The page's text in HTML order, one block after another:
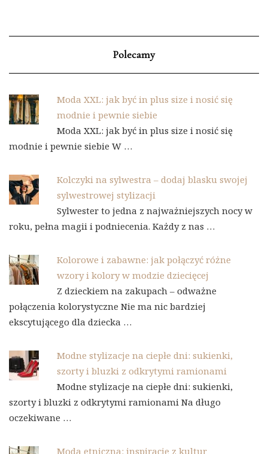
Polecamy
Moda XXL: jak być in plus size i nosić się
modnie i pewnie siebie
Moda XXL: jak być in plus size i nosić się
modnie i pewnie siebie W …
Kolczyki na sylwestra – dodaj blasku swojej
sylwestrowej stylizacji
Sylwester to jedna z najważniejszych nocy w
roku, pełna magii i podniecenia. Każdy z nas …
Kolorowe i zabawne: jak połączyć różne
wzory i kolory w modzie dziecięcej
Z dzieckiem na zakupach – odważne
połączenia kolorystyczne Nie ma nic bardziej
ekscytującego dla dziecka …
Modne stylizacje na ciepłe dni: sukienki,
szorty i bluzki z odkrytymi ramionami
Modne stylizacje na ciepłe dni: sukienki,
szorty i bluzki z odkrytymi ramionami Na długo
oczekiwane …
Moda etniczna: inspiracje z kultur